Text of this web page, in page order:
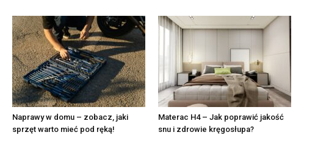
Naprawy w domu – zobacz, jaki
sprzęt warto mieć pod ręką!
Materac H4 – Jak poprawić jakość
snu i zdrowie kręgosłupa?